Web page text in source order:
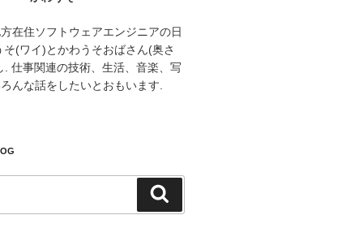
在住ソフトウェアエンジニアの日
(ワイ)とかわうそおばさん(奥さ
. 仕事関連の技術、生活、音楽、写
んな話をしたいとおもいます.
索